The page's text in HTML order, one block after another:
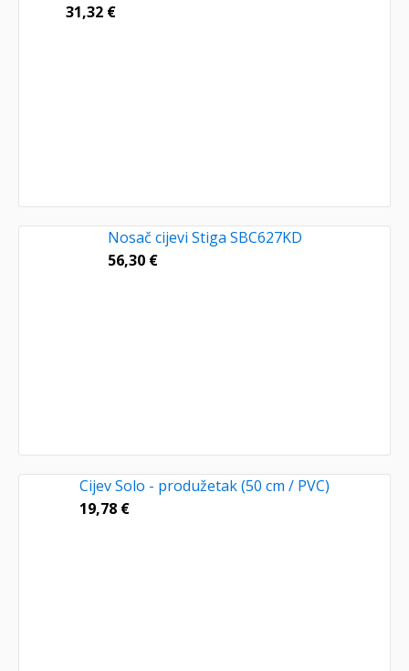
31,32 €
Nosač cijevi Stiga SBC627KD
56,30 €
Cijev Solo - produžetak (50 cm / PVC)
19,78 €